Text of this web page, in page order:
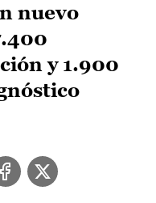
nuevo
y 1.900